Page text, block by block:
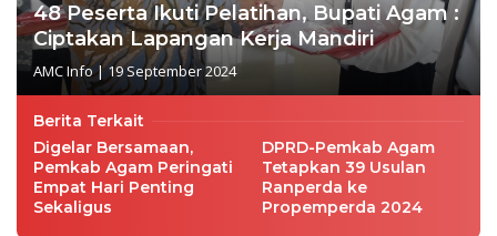
48 Peserta Ikuti Pelatihan, Bupati Agam :
Ciptakan Lapangan Kerja Mandiri
AMC Info|19 September 2024
Berita Terkait
Digelar Bersamaan,
Pemkab Agam Peringati
Empat Hari Penting
Sekaligus
DPRD-Pemkab Agam
Tetapkan 39 Usulan
Ranperda ke
Propemperda 2024